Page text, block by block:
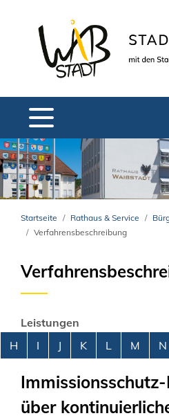
Startseite Rathaus & Service
Verfahrensbeschreibung
Leistungen
Alphabetisches Register
H I J K L M N
über